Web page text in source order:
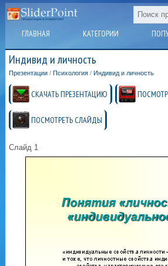
ГЛАВНАЯ КАТЕГОРИИ
Индивид и личность
Презентации / Психология / Индивид и личность
СКАЧАТЬ ПРЕЗЕНТАЦИЮ
ПОСМОТРЕТЬ СЛАЙДЫ
Слайд 1